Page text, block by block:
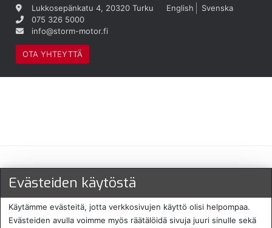
Lukkosepänkatu 4, 20320 Turku
075 326 5000
info@storm-motor.fi
OTA YHTEYTTÄ
English Svenska
Maksu- ja toimitustavat
Evästeiden käytöstä
Käytämme evästeitä, jotta verkkosivujen käyttö olisi helpompaa.
Evästeiden avulla voimme myös räätälöidä sivuja juuri sinulle sekä